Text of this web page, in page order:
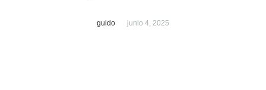
guido junio 4, 2025